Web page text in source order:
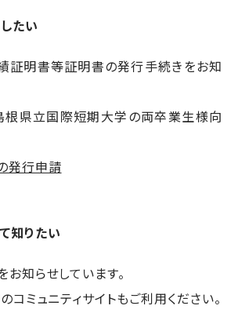
たい
証明書等証明書の発行手続きをお知
根県立国際短期大学の両卒業生様向
発行申請
知りたい
お知らせしています。
コミュニティサイトもご利用ください。